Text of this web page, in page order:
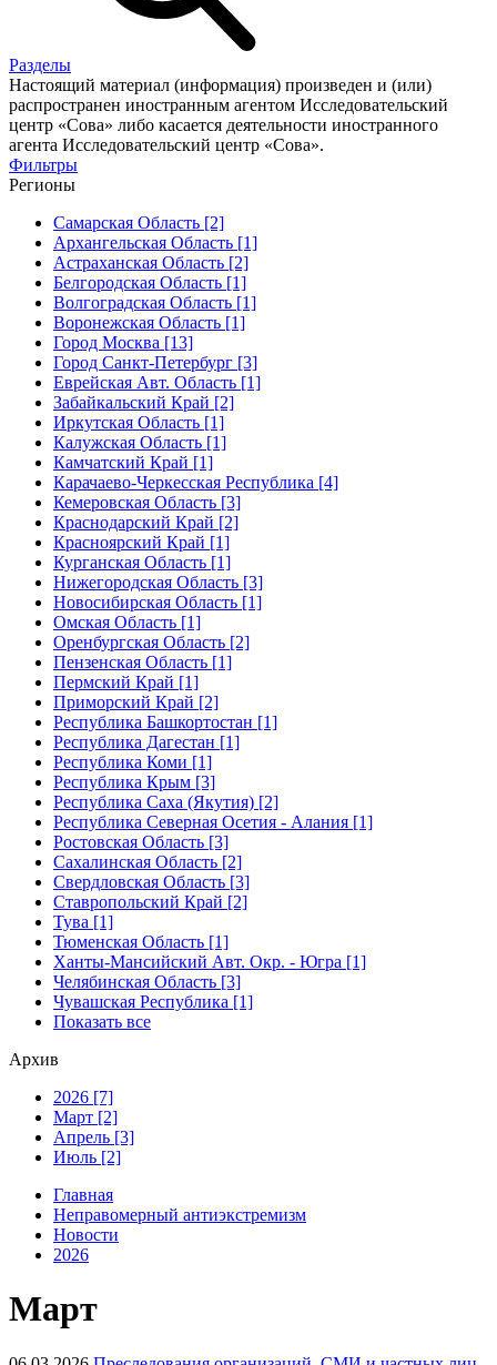
Разделы
Настоящий материал (информация) произведен и (или)
распространен иностранным агентом Исследовательский
центр «Сова» либо касается деятельности иностранного
агента Исследовательский центр «Сова».
Фильтры
Регионы
Самарская Область [2]
Архангельская Область [1]
Астраханская Область [2]
Белгородская Область [1]
Волгоградская Область [1]
Воронежская Область [1]
Город Москва [13]
Город Санкт-Петербург [3]
Еврейская Авт. Область [1]
Забайкальский Край [2]
Иркутская Область [1]
Калужская Область [1]
Камчатский Край [1]
Карачаево-Черкесская Республика [4]
Кемеровская Область [3]
Краснодарский Край [2]
Красноярский Край [1]
Курганская Область [1]
Нижегородская Область [3]
Новосибирская Область [1]
Омская Область [1]
Оренбургская Область [2]
Пензенская Область [1]
Пермский Край [1]
Приморский Край [2]
Республика Башкортостан [1]
Республика Дагестан [1]
Республика Коми [1]
Республика Крым [3]
Республика Саха (Якутия) [2]
Республика Северная Осетия - Алания [1]
Ростовская Область [3]
Сахалинская Область [2]
Свердловская Область [3]
Ставропольский Край [2]
Тува [1]
Тюменская Область [1]
Ханты-Мансийский Авт. Окр. - Югра [1]
Челябинская Область [3]
Чувашская Республика [1]
Показать все
Архив
2026 [7]
Март [2]
Апрель [3]
Июль [2]
Главная
Неправомерный антиэкстремизм
Новости
2026
Март